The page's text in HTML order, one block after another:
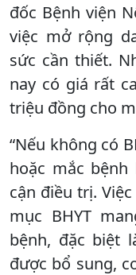
đốc Bệnh viện
việc mở rộng
sức cần thiết.
nay có giá rất
triệu đồng cho
“Nếu không có
hoặc mắc
cận điều trị.
mục BHYT
bệnh, đặc biệt
được bổ sung,